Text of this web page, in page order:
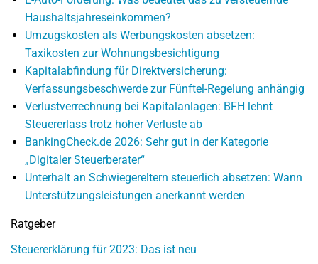
Haushaltsjahreseinkommen?
Umzugskosten als Werbungskosten absetzen:
Taxikosten zur Wohnungsbesichtigung
Kapitalabfindung für Direktversicherung:
Verfassungsbeschwerde zur Fünftel-Regelung anhängig
Verlustverrechnung bei Kapitalanlagen: BFH lehnt
Steuererlass trotz hoher Verluste ab
BankingCheck.de 2026: Sehr gut in der Kategorie
„Digitaler Steuerberater“
Unterhalt an Schwiegereltern steuerlich absetzen: Wann
Unterstützungsleistungen anerkannt werden
Ratgeber
Steuererklärung für 2023: Das ist neu